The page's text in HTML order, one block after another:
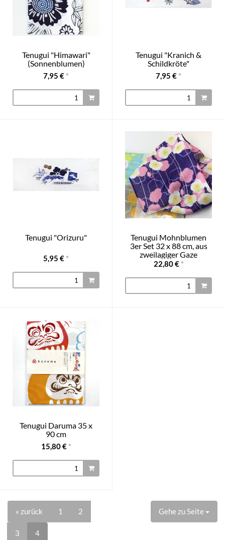
Tenugui "Himawari"
(Sonnenblumen)
7,95 € *
Tenugui "Kranich &
Schildkröte"
7,95 € *
Tenugui "Orizuru"
5,95 € *
Tenugui Mohnblumen
3er Set 32 x 88 cm, aus
zweilagiger Gaze
22,80 € *
Tenugui Daruma 35 x
90 cm
15,80 € *
« zurück 1 2
3 4
Gehe zu Seite